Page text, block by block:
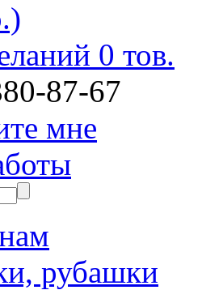
0 тов.
87-67
мне
рубашки